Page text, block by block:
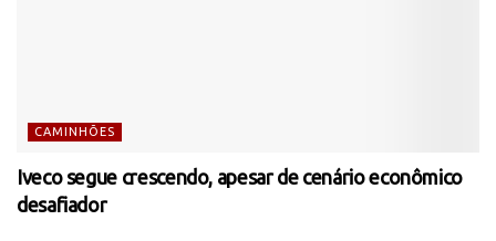
CAMINHÕES
Iveco segue crescendo, apesar de cenário econômico
desafiador